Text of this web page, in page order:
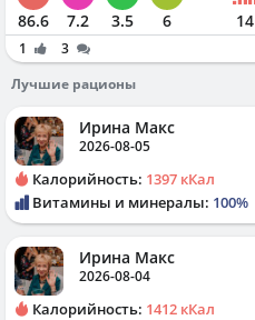
86.6 7.2 3.5 6 14
1
3
Лучшие рационы
Ирина Макс
2026-08-05
Калорийность: 1397 кКал
Витамины и минералы: 100%
Ирина Макс
2026-08-04
Калорийность: 1412 кКал